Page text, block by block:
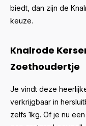
biedt, dan zijn de
keuze.
Knalrode
Zoethoudertje
Je vindt deze
verkrijgbaar in
zelfs 1kg. Of je nu